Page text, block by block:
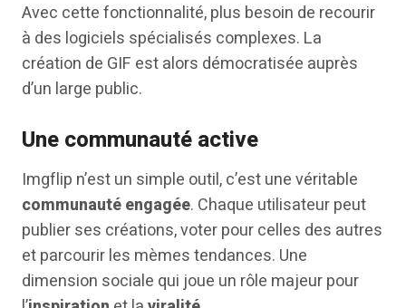
Avec cette fonctionnalité, plus besoin de recourir
à des logiciels spécialisés complexes. La
création de GIF est alors démocratisée auprès
d’un large public.
Une communauté active
Imgflip n’est un simple outil, c’est une véritable
communauté engagée. Chaque utilisateur peut
publier ses créations, voter pour celles des autres
et parcourir les mèmes tendances. Une
dimension sociale qui joue un rôle majeur pour